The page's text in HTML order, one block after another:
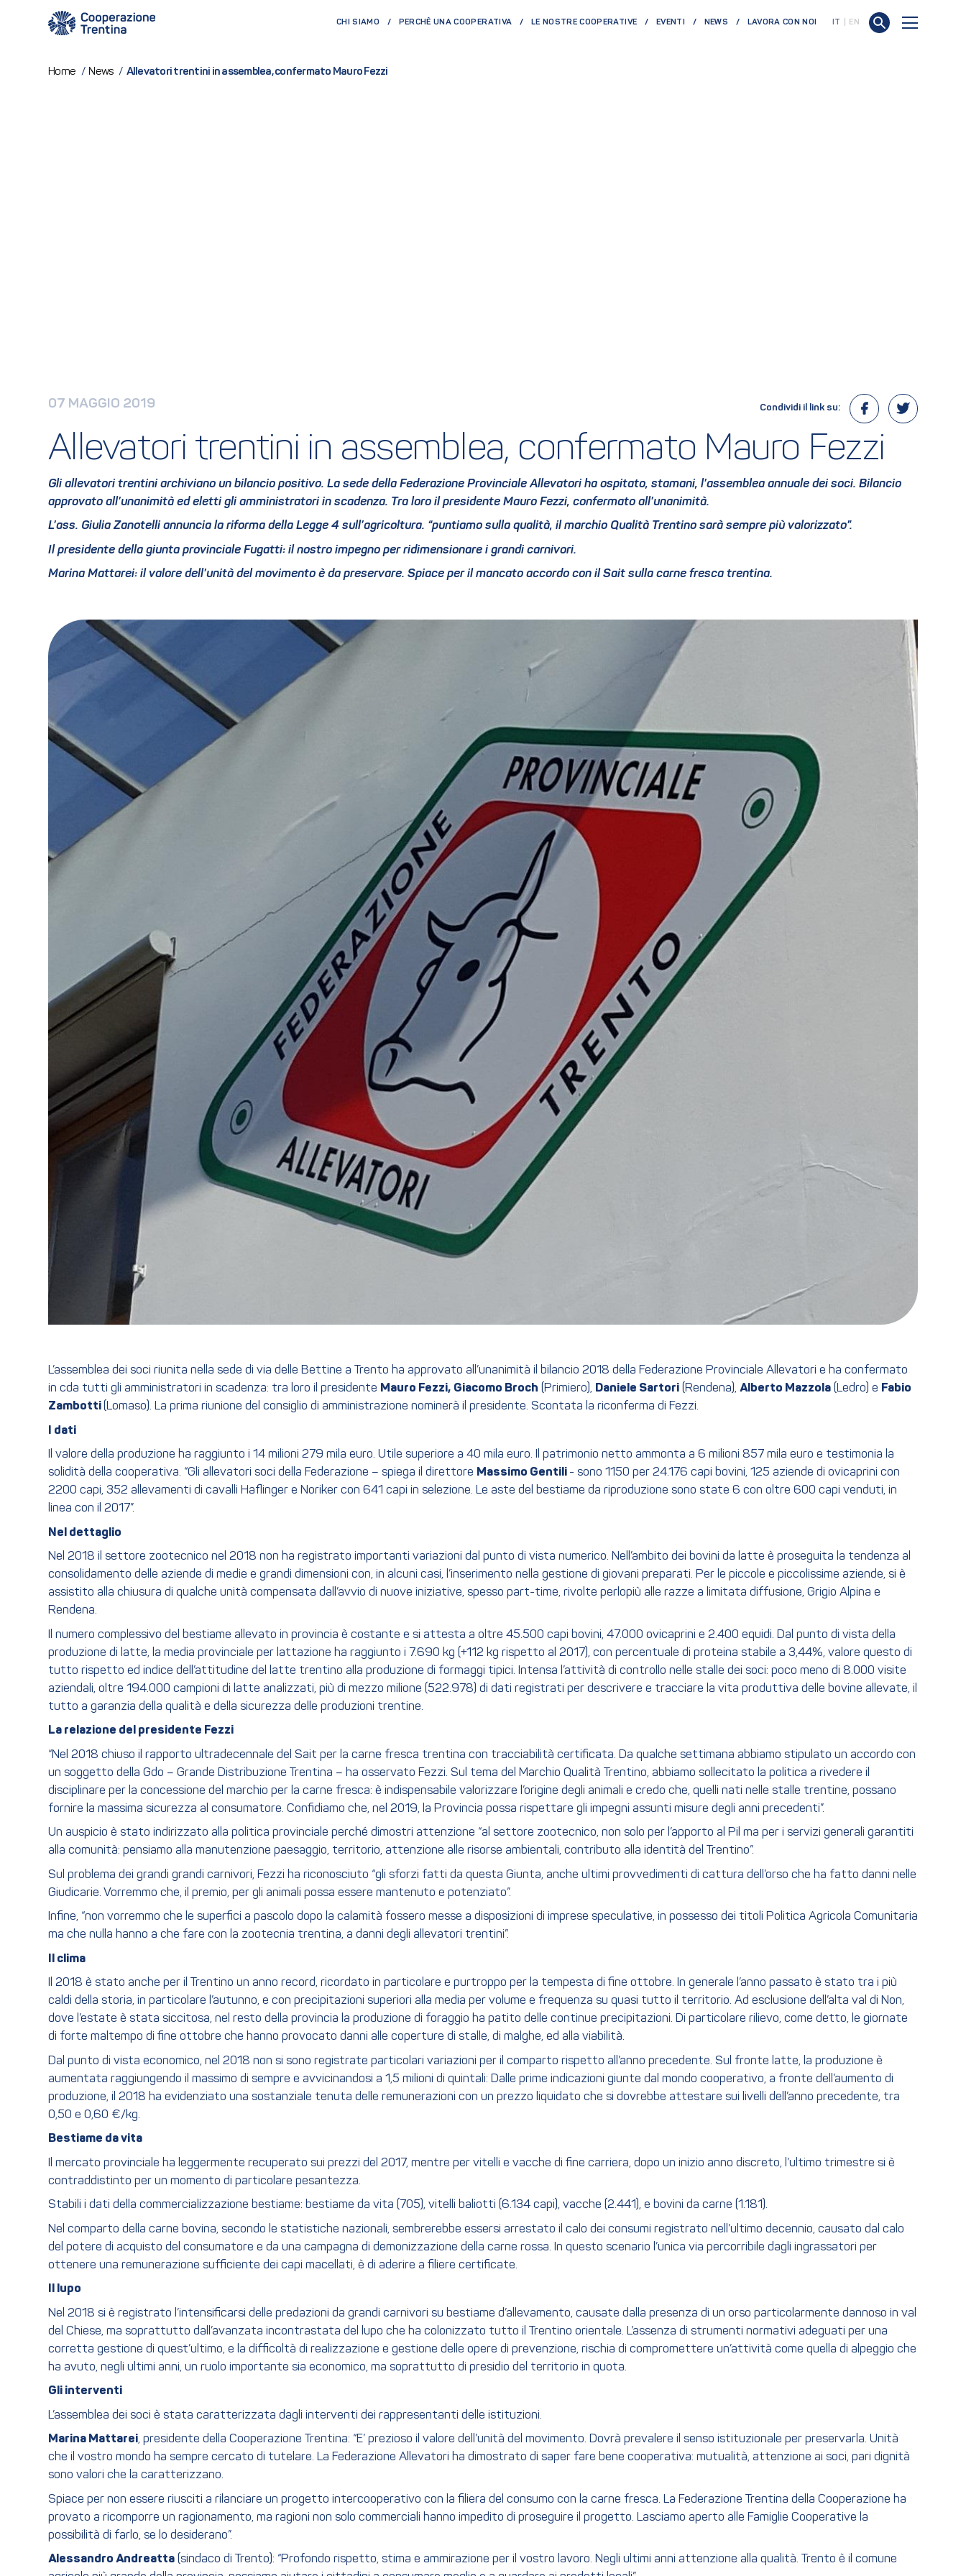
CHI SIAMO PERCHÈ UNA COOPERATIVA LE NOSTRE COOPERATIVE EVENTI NEWS LAVORA CON NOI IT EN
Home / News / Allevatori trentini in assemblea, confermato Mauro Fezzi
07 MAGGIO 2019 Condividi il link su:
Allevatori trentini in assemblea, confermato Mauro Fezzi
Gli allevatori trentini archiviano un bilancio positivo. La sede della Federazione Provinciale Allevatori ha ospitato, stamani, l’assemblea annuale dei soci. Bilancio
approvato all’unanimità ed eletti gli amministratori in scadenza. Tra loro il presidente Mauro Fezzi, confermato all’unanimità.
L’ass. Giulia Zanotelli annuncia la riforma della Legge 4 sull’agricoltura. “puntiamo sulla qualità, il marchio Qualità Trentino sarà sempre più valorizzato”.
Il presidente della giunta provinciale Fugatti: il nostro impegno per ridimensionare i grandi carnivori.
Marina Mattarei: il valore dell’unità del movimento è da preservare. Spiace per il mancato accordo con il Sait sulla carne fresca trentina.
L’assemblea dei soci riunita nella sede di via delle Bettine a Trento ha approvato all’unanimità il bilancio 2018 della Federazione Provinciale Allevatori e ha confermato
in cda tutti gli amministratori in scadenza: tra loro il presidente Mauro Fezzi, Giacomo Broch (Primiero), Daniele Sartori (Rendena), Alberto Mazzola (Ledro) e Fabio
Zambotti(Lomaso). La prima riunione del consiglio di amministrazione nominerà il presidente. Scontata la riconferma di Fezzi.
I dati
Il valore della produzione ha raggiunto i 14 milioni 279 mila euro. Utile superiore a 40 mila euro. Il patrimonio netto ammonta a 6 milioni 857 mila euro e testimonia la
solidità della cooperativa. “Gli allevatori soci della Federazione – spiega il direttore Massimo Gentili - sono 1150 per 24.176 capi bovini, 125 aziende di ovicaprini con
2200 capi, 352 allevamenti di cavalli Haflinger e Noriker con 641 capi in selezione. Le aste del bestiame da riproduzione sono state 6 con oltre 600 capi venduti, in
linea con il 2017”.
Nel dettaglio
Nel 2018 il settore zootecnico nel 2018 non ha registrato importanti variazioni dal punto di vista numerico. Nell’ambito dei bovini da latte è proseguita la tendenza al
consolidamento delle aziende di medie e grandi dimensioni con, in alcuni casi, l’inserimento nella gestione di giovani preparati. Per le piccole e piccolissime aziende, si è
assistito alla chiusura di qualche unità compensata dall’avvio di nuove iniziative, spesso part-time, rivolte perlopiù alle razze a limitata diffusione, Grigio Alpina e
Rendena.
Il numero complessivo del bestiame allevato in provincia è costante e si attesta a oltre 45.500 capi bovini, 47.000 ovicaprini e 2.400 equidi. Dal punto di vista della
produzione di latte, la media provinciale per lattazione ha raggiunto i 7.690 kg (+112 kg rispetto al 2017), con percentuale di proteina stabile a 3,44%, valore questo di
tutto rispetto ed indice dell’attitudine del latte trentino alla produzione di formaggi tipici. Intensa l’attività di controllo nelle stalle dei soci: poco meno di 8.000 visite
aziendali, oltre 194.000 campioni di latte analizzati, più di mezzo milione (522.978) di dati registrati per descrivere e tracciare la vita produttiva delle bovine allevate, il
tutto a garanzia della qualità e della sicurezza delle produzioni trentine.
La relazione del presidente Fezzi
“Nel 2018 chiuso il rapporto ultradecennale del Sait per la carne fresca trentina con tracciabilità certificata. Da qualche settimana abbiamo stipulato un accordo con
un soggetto della Gdo – Grande Distribuzione Trentina – ha osservato Fezzi. Sul tema del Marchio Qualità Trentino, abbiamo sollecitato la politica a rivedere il
disciplinare per la concessione del marchio per la carne fresca: è indispensabile valorizzare l’origine degli animali e credo che, quelli nati nelle stalle trentine, possano
fornire la massima sicurezza al consumatore. Confidiamo che, nel 2019, la Provincia possa rispettare gli impegni assunti misure degli anni precedenti”.
Un auspicio è stato indirizzato alla politica provinciale perché dimostri attenzione “al settore zootecnico, non solo per l’apporto al Pil ma per i servizi generali garantiti
alla comunità: pensiamo alla manutenzione paesaggio, territorio, attenzione alle risorse ambientali, contributo alla identità del Trentino”.
Sul problema dei grandi grandi carnivori, Fezzi ha riconosciuto “gli sforzi fatti da questa Giunta, anche ultimi provvedimenti di cattura dell’orso che ha fatto danni nelle
Giudicarie. Vorremmo che, il premio, per gli animali possa essere mantenuto e potenziato”.
Infine, “non vorremmo che le superfici a pascolo dopo la calamità fossero messe a disposizioni di imprese speculative, in possesso dei titoli Politica Agricola Comunitaria
ma che nulla hanno a che fare con la zootecnia trentina, a danni degli allevatori trentini”.
Il clima
Il 2018 è stato anche per il Trentino un anno record, ricordato in particolare e purtroppo per la tempesta di fine ottobre. In generale l’anno passato è stato tra i più
caldi della storia, in particolare l’autunno, e con precipitazioni superiori alla media per volume e frequenza su quasi tutto il territorio. Ad esclusione dell’alta val di Non,
dove l’estate è stata siccitosa, nel resto della provincia la produzione di foraggio ha patito delle continue precipitazioni. Di particolare rilievo, come detto, le giornate
di forte maltempo di fine ottobre che hanno provocato danni alle coperture di stalle, di malghe, ed alla viabilità.
Dal punto di vista economico, nel 2018 non si sono registrate particolari variazioni per il comparto rispetto all’anno precedente. Sul fronte latte, la produzione è
aumentata raggiungendo il massimo di sempre e avvicinandosi a 1,5 milioni di quintali: Dalle prime indicazioni giunte dal mondo cooperativo, a fronte dell’aumento di
produzione, il 2018 ha evidenziato una sostanziale tenuta delle remunerazioni con un prezzo liquidato che si dovrebbe attestare sui livelli dell’anno precedente, tra
0,50 e 0,60 €/kg.
Bestiame da vita
Il mercato provinciale ha leggermente recuperato sui prezzi del 2017, mentre per vitelli e vacche di fine carriera, dopo un inizio anno discreto, l’ultimo trimestre si è
contraddistinto per un momento di particolare pesantezza.
Stabili i dati della commercializzazione bestiame: bestiame da vita (705), vitelli baliotti (6.134 capi), vacche (2.441), e bovini da carne (1.181).
Nel comparto della carne bovina, secondo le statistiche nazionali, sembrerebbe essersi arrestato il calo dei consumi registrato nell’ultimo decennio, causato dal calo
del potere di acquisto del consumatore e da una campagna di demonizzazione della carne rossa. In questo scenario l’unica via percorribile dagli ingrassatori per
ottenere una remunerazione sufficiente dei capi macellati, è di aderire a filiere certificate.
Il lupo
Nel 2018 si è registrato l’intensificarsi delle predazioni da grandi carnivori su bestiame d’allevamento, causate dalla presenza di un orso particolarmente dannoso in val
del Chiese, ma soprattutto dall’avanzata incontrastata del lupo che ha colonizzato tutto il Trentino orientale. L’assenza di strumenti normativi adeguati per una
corretta gestione di quest’ultimo, e la difficoltà di realizzazione e gestione delle opere di prevenzione, rischia di compromettere un’attività come quella di alpeggio che
ha avuto, negli ultimi anni, un ruolo importante sia economico, ma soprattutto di presidio del territorio in quota.
Gli interventi
L’assemblea dei soci è stata caratterizzata dagli interventi dei rappresentanti delle istituzioni.
Marina Mattarei, presidente della Cooperazione Trentina: “E’ prezioso il valore dell’unità del movimento. Dovrà prevalere il senso istituzionale per preservarla. Unità
che il vostro mondo ha sempre cercato di tutelare. La Federazione Allevatori ha dimostrato di saper fare bene cooperativa: mutualità, attenzione ai soci, pari dignità
sono valori che la caratterizzano.
Spiace per non essere riusciti a rilanciare un progetto intercooperativo con la filiera del consumo con la carne fresca. La Federazione Trentina della Cooperazione ha
provato a ricomporre un ragionamento, ma ragioni non solo commerciali hanno impedito di proseguire il progetto. Lasciamo aperto alle Famiglie Cooperative la
possibilità di farlo, se lo desiderano”.
Alessandro Andreatta (sindaco di Trento): “Profondo rispetto, stima e ammirazione per il vostro lavoro. Negli ultimi anni attenzione alla qualità. Trento è il comune